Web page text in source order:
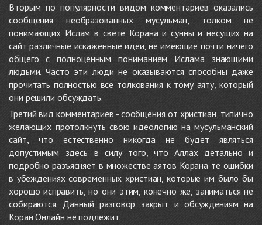
Вторым по популярности видом комментариев оказались
сообщения необразованных мусульман, толком не
понимающих Ислам в свете Корана и сунны и несущих на
сайт различные искажённые идеи, не имеющие почти ничего
общего с полноценным пониманием Ислама знающими
людьми. Часто эти люди не оказываются способны даже
прочитать полностью все толкования к тому аяту, который
они решили обсуждать.
Третий вид комментариев - сообщения от христиан, типично
желающих протолкнуть свою идеологию на мусульманский
сайт, что естественно никогда не будет являться
допустимым здесь в силу того, что Аллах детально и
подробно разъясняет в множестве аятов Корана те ошибки
в убеждениях современных христиан, которые им было бы
хорошо исправить, но они этим, конечно же, заниматься не
собираются. Данный разговор закрыт и обсуждениям на
Коран Онлайн не подлежит.